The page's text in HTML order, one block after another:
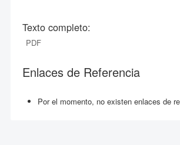
Texto completo:
PDF
Enlaces de Referencia
Por el momento, no existen enlaces de